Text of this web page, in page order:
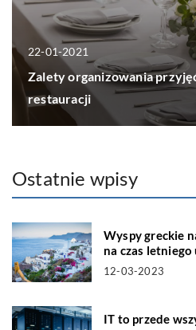
22-01-2021
Zalety organizowania
restauracji
Ostatnie wpisy
Wyspy greckie
na czas letniego
12-03-2023
IT to przede